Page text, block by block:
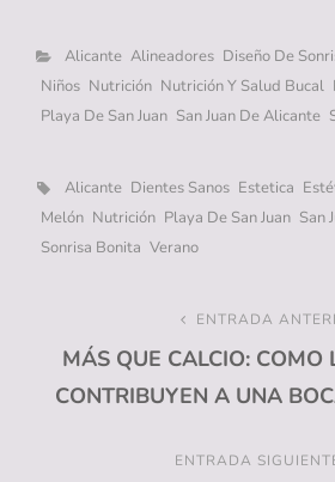
Categorías
Alicante Alineadores Diseño De
Niños Nutrición Nutrición Y Salud Bucal
Playa De San Juan San Juan De Alicante
Etiquetas,
Alicante Dientes Sanos Estetica
Melón Nutrición Playa De San Juan San
Sonrisa Bonita Verano
Navegación
de
entradas
ENTRADA
MÁS QUE CALCIO: COMO
CONTRIBUYEN A UNA
ENTRADA